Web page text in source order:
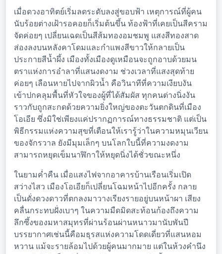
เมื่อดวงอาทิตย์เริ่มลดระดับลงสู่ขอบฟ้า เหตุการณ์ที่ผู้คน
นับร้อยต่างเฝ้ารอคอยก็เริ่มต้นขึ้น ท้องฟ้าที่เคยเป็นสีคราม
จัดค่อยๆ เปลี่ยนเฉดเป็นสีส้มทองอมชมพู แสงสีทองสาด
ส่องลงบนหลังคาโดมและกำแพงสีขาวให้กลายเป็น
ประกายสีน้ำผึ้ง เมืองทั้งเมืองดูเหมือนจะถูกอาบด้วยมน
ตราแห่งการอำลาที่แสนงดงาม ช่วงเวลาที่แสงสุดท้าย
ค่อยๆ เลือนหายไปจากผิวน้ำ คือวินาทีที่ความเงียบงัน
เข้าปกคลุมพื้นที่หัวใจของผู้ที่ได้สัมผัส ทุกคนต่างนิ่งงัน
ราวกับถูกสะกดด้วยความยิ่งใหญ่ของตะวันตกดินที่เมือง
โอเอีย ซึ่งมิใช่เพียงแค่ปรากฏการณ์ทางธรรมชาติ แต่เป็น
พิธีกรรมแห่งความสุขที่เตือนให้เรารู้ว่าในความหมุนเวียน
ของจักรวาล ยังมีมุมเล็กๆ บนโลกใบนี้ที่ความงดงาม
สามารถหยุดเข็มนาฬิกาให้หยุดนิ่งได้ชั่วขณะหนึ่ง
ในยามค่ำคืน เมื่อแสงไฟจากอาคารบ้านเรือนเริ่มเปิด
สว่างไสว เมืองโอเอียก็เปลี่ยนโฉมหน้าไปอีกครั้ง กลาย
เป็นดั่งดวงดาวที่ตกลงมาวางเรียงรายอยู่บนหน้าผา เสียง
คลื่นกระทบฝั่งเบาๆ ในความมืดมิดสะท้อนก้องถึงความ
ลึกซึ้งของมหาสมุทรที่ผ่านร้อนผ่านหนาวมานับพันปี
บรรยากาศเช่นนี้คือมธุรสแห่งความโดดเดี่ยวที่แสนหอม
หวาน แม้จะรายล้อมไปด้วยผู้คนมากมาย แต่ในห้วงคำนึง